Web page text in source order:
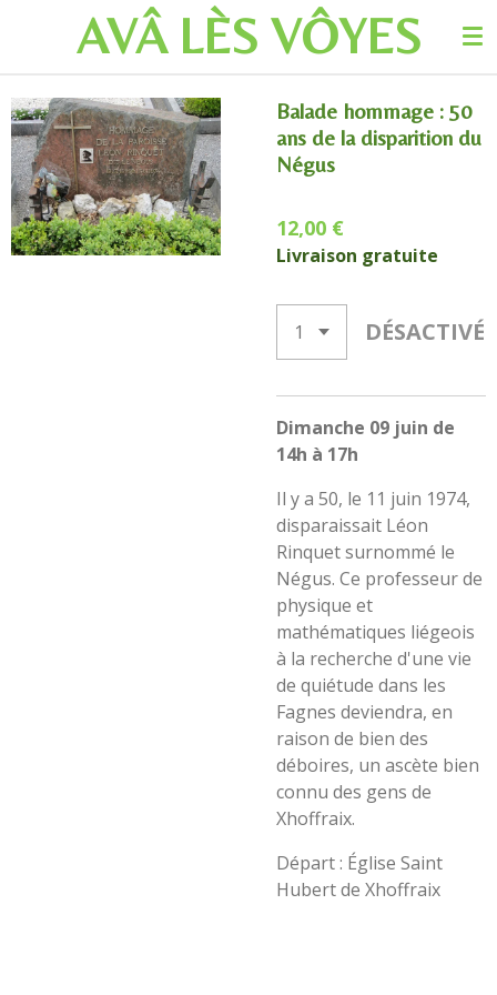
principal
AVÂ LÈS VÔYES
Balade hommage : 50
ans de la disparition du
Négus
12,00 €
Livraison gratuite
DÉSACTIVÉ
Dimanche 09 juin de
14h à 17h
Il y a 50, le 11 juin 1974,
disparaissait Léon
Rinquet surnommé le
Négus. Ce professeur de
physique et
mathématiques liégeois
à la recherche d'une vie
de quiétude dans les
Fagnes deviendra, en
raison de bien des
déboires, un ascète bien
connu des gens de
Xhoffraix.
Départ : Église Saint
Hubert de Xhoffraix